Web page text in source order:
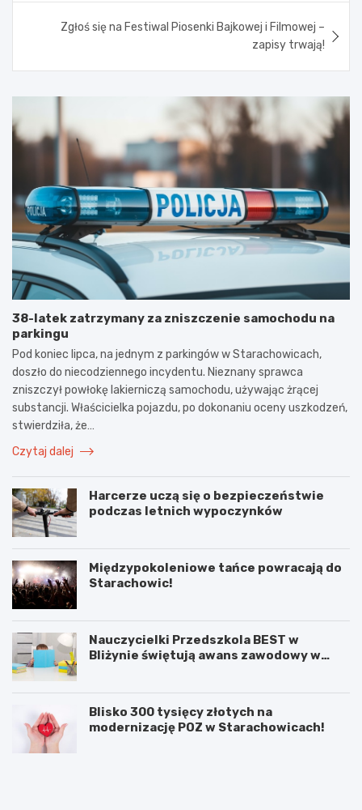
Zgłoś się na Festiwal Piosenki Bajkowej i Filmowej –
zapisy trwają!
38-latek zatrzymany za zniszczenie samochodu na
parkingu
Pod koniec lipca, na jednym z parkingów w Starachowicach,
doszło do niecodziennego incydentu. Nieznany sprawca
zniszczył powłokę lakierniczą samochodu, używając żrącej
substancji. Właścicielka pojazdu, po dokonaniu oceny uszkodzeń,
stwierdziła, że…
Czytaj dalej
Harcerze uczą się o bezpieczeństwie
podczas letnich wypoczynków
Międzypokoleniowe tańce powracają do
Starachowic!
Nauczycielki Przedszkola BEST w
Bliżynie świętują awans zawodowy w
Blisko 300 tysięcy złotych na
modernizację POZ w Starachowicach!